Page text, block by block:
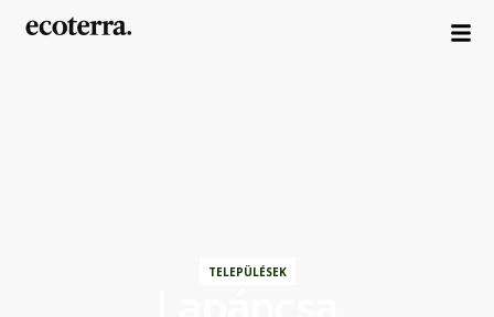
TELEPÜLÉSEK